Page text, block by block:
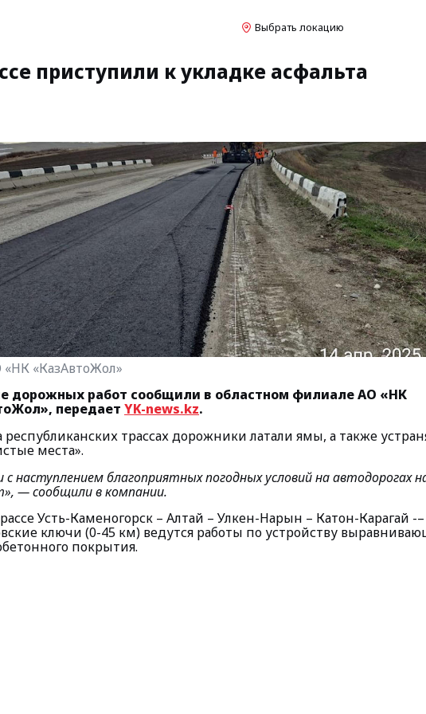
Выбрать локацию
приступили к укладке асфальта
«НК «КазАвтоЖол»
дорожных работ сообщили в областном филиале АО «НК
передает YK-news.kz.
республиканских трассах дорожники латали ямы, а также
места».
с наступлением благоприятных погодных условий на автодорогах
—сообщили в компании.
Усть-Каменогорск – Алтай – Улкен-Нарын – Катон-Карагай -–
ключи (0-45 км) ведутся работы по устройству
покрытия.